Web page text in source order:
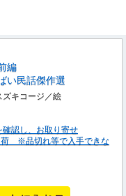
編
い民話傑作選
キコージ／絵
確認し、お取り寄せ
荷 ※品切れ等で入手できな